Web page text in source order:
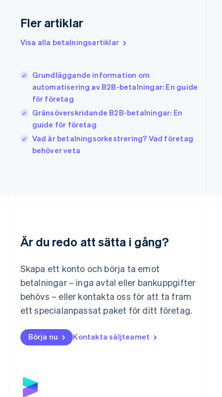
Fler artiklar
Visa alla betalningsartiklar
Grundläggande information om
automatisering av B2B-betalningar: En guide
för företag
Gränsöverskridande B2B-betalningar: En
guide för företag
Vad är betalningsorkestrering? Vad företag
behöver veta
Är du redo att sätta i gång?
Skapa ett konto och börja ta emot
betalningar – inga avtal eller bankuppgifter
behövs – eller kontakta oss för att ta fram
ett specialanpassat paket för ditt företag.
Börja nu Kontakta säljteamet
Hongkong SAR, Kina
English 简体中文
Indien
English
Italien
Italiano English
Japan
Kanada
English Français
Kroatien
English
Lettland
Malaysia
English
Mexiko
EspañolEnglish
Nederländerna
NederlandsEnglish
English
Nya Zeeland
Português